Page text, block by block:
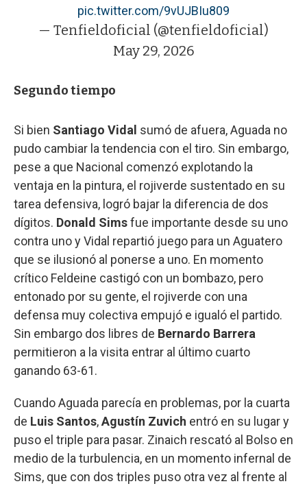
pic.twitter.com/9vUJBIu809
— Tenfieldoficial (@tenfieldoficial)
May 29, 2026
Segundo tiempo
Si bien Santiago Vidal sumó de afuera, Aguada no
pudo cambiar la tendencia con el tiro. Sin embargo,
pese a que Nacional comenzó explotando la
ventaja en la pintura, el rojiverde sustentado en su
tarea defensiva, logró bajar la diferencia de dos
dígitos. Donald Simsfue importante desde su uno
contra uno y Vidal repartió juego para un Aguatero
que se ilusionó al ponerse a uno. En momento
crítico Feldeine castigó con un bombazo, pero
entonado por su gente, el rojiverde con una
defensa muy colectiva empujó e igualó el partido.
Sin embargo dos libres de Bernardo Barrera
permitieron a la visita entrar al último cuarto
ganando 63-61.
Cuando Aguada parecía en problemas, por la cuarta
de Luis Santos,Agustín Zuvich entró en su lugar y
puso el triple para pasar. Zinaich rescató al Bolso en
medio de la turbulencia, en un momento infernal de
Sims, que con dos triples puso otra vez al frente al